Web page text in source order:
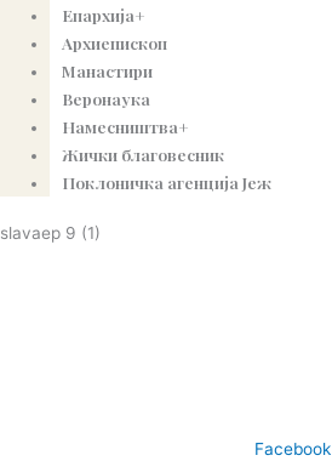
Епархија+
Архиепископ
Манастири
Веронаука
Намесништва+
Жички благовесник
Поклоничка агенција Јеж
slavaep 9 (1)
Facebook